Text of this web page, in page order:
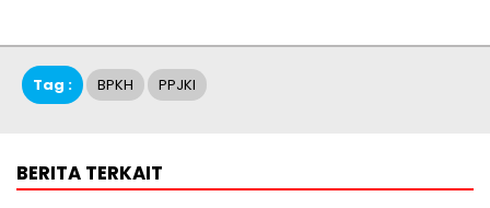
Tag : BPKH PPJKI
BERITA TERKAIT